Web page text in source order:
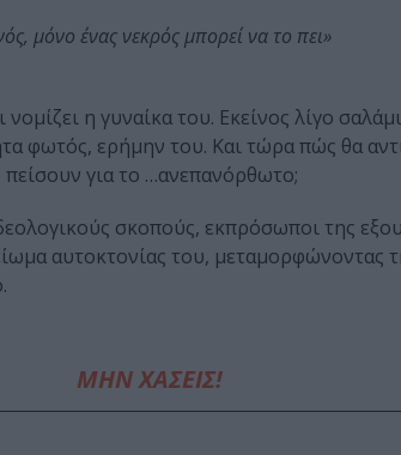
μόνο ένας νεκρός μπορεί να το πει»
η γυναίκα του. Εκείνος λίγο
φωτός, ερήμην του. Και τώρα πώς θα
για το …ανεπανόρθωτο;
σκοπούς, εκπρόσωποι της
αυτοκτονίας του, μεταμορφώνοντας
ΜΗΝ ΧΑΣΕΙΣ!